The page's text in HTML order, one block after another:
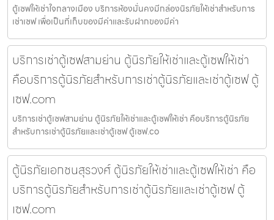
ตู้เซฟให้เช่าใจกลางเมือง บริการห้องมั่นคงมีกล่องนิรภัยให้เช่าสำหรับการ
เช่าเซฟ เพื่อเป็นที่เก็บของมีค่าและรับฝากของมีค่า
บริการเช่าตู้เซฟสามย่าน ตู้นิรภัยให้เช่าและตู้เซฟให้เช่า
คือบริการตู้นิรภัยสำหรับการเช่าตู้นิรภัยและเช่าตู้เซฟ ตู้
เซฟ.com
บริการเช่าตู้เซฟสามย่าน ตู้นิรภัยให้เช่าและตู้เซฟให้เช่า คือบริการตู้นิรภัย
สำหรับการเช่าตู้นิรภัยและเช่าตู้เซฟ ตู้เซฟ.co
ตู้นิรภัยเอกชนสุรวงศ์ ตู้นิรภัยให้เช่าและตู้เซฟให้เช่า คือ
บริการตู้นิรภัยสำหรับการเช่าตู้นิรภัยและเช่าตู้เซฟ ตู้
เซฟ.com